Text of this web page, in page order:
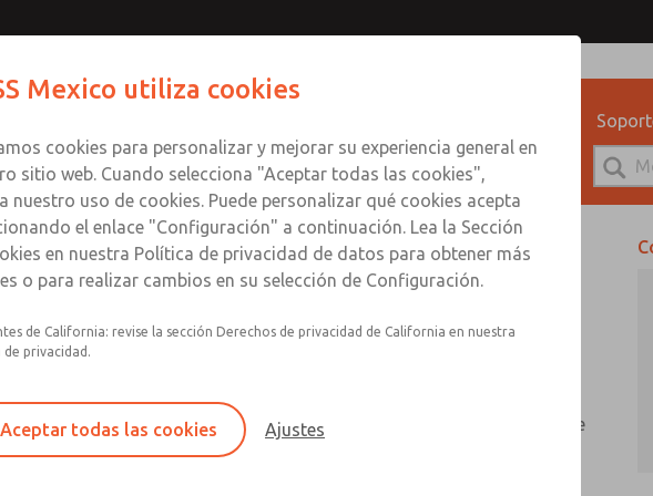
Filtro individual, regulador, lubricador
Recipiente de plástico de policarbonato con protector de
acero contra roturas, recipiente de aluminio con mirilla de
nailon transparente o recipiente lubricador de aluminio
extendido con mirilla.
Enviar esta página por correo
Servicio Tecnico
1-888-TEK-ROSS
Mexico utiliza cookies
cookies para personalizar y mejorar su experiencia general en
sitio web. Cuando selecciona "Aceptar todas las cookies",
nuestro uso de cookies. Puede personalizar qué cookies acepta
el enlace "Configuración" a continuación. Lea la Sección
en nuestra Política de privacidad de datos para obtener más
o para realizar cambios en su selección de Configuración.
de California: revise la sección Derechos de privacidad de California en nuestra
de privacidad.
Aceptar todas las cookies Ajustes